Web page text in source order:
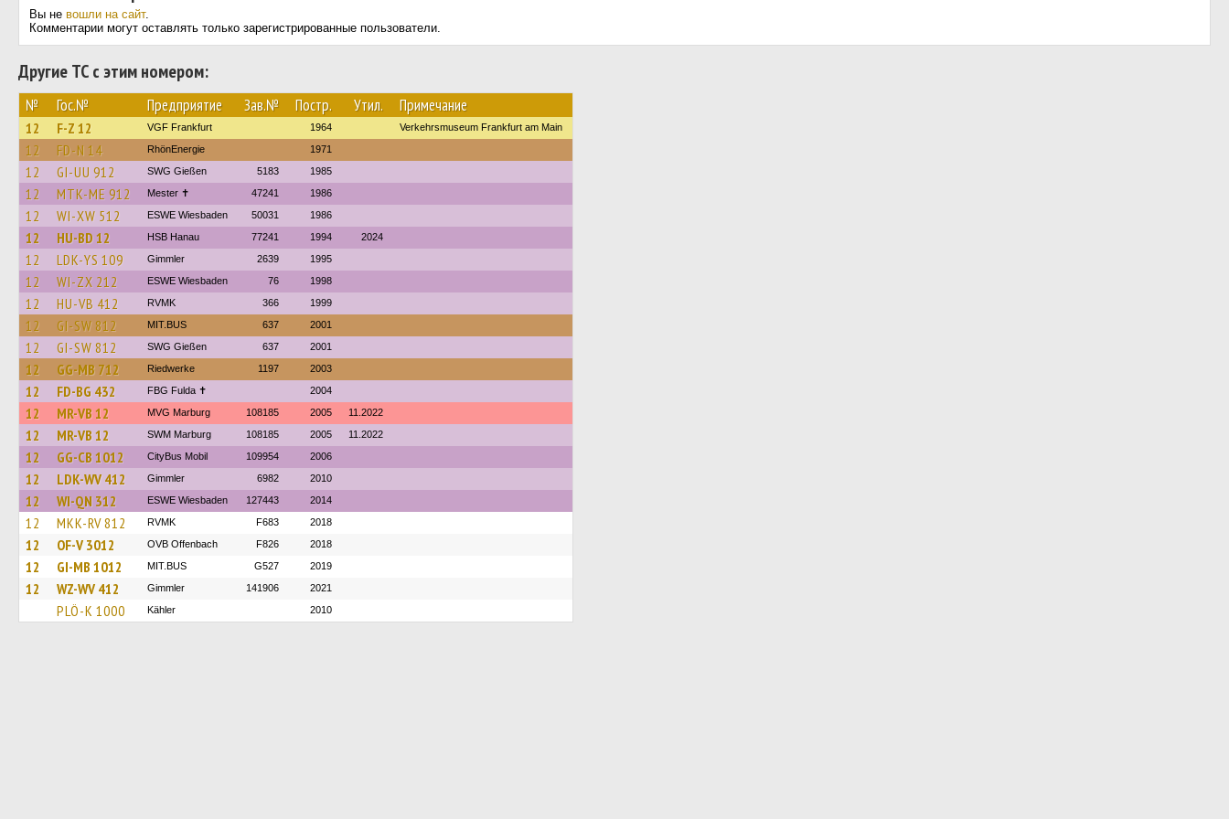
Вы не вошли на сайт.
Комментарии могут оставлять только зарегистрированные пользователи.
Другие ТС с этим номером:
№ Гос.№ Предприятие Зав.№ Постр. Утил. Примечание
12 F-Z 12 VGF Frankfurt 1964 Verkehrsmuseum Frankfurt am Main
12 FD-N 14 RhönEnergie 1971
12 GI-UU 912 SWG Gießen 5183 1985
12 MTK-ME 912 Mester ✝ 47241 1986
12 WI-XW 512 ESWE Wiesbaden 50031 1986
12 HU-BD 12 HSB Hanau 77241 1994 2024
12 LDK-YS 109 Gimmler 2639 1995
12 WI-ZX 212 ESWE Wiesbaden 76 1998
12 HU-VB 412 RVMK 366 1999
12 GI-SW 812 MIT.BUS 637 2001
12 GI-SW 812 SWG Gießen 637 2001
12 GG-MB 712 Riedwerke 1197 2003
12 FD-BG 432 FBG Fulda ✝ 2004
12 MR-VB 12 MVG Marburg 108185 2005 11.2022
12 MR-VB 12 SWM Marburg 108185 2005 11.2022
12 GG-CB 1012 CityBus Mobil 109954 2006
12 LDK-WV 412 Gimmler 6982 2010
12 WI-QN 312 ESWE Wiesbaden 127443 2014
12 MKK-RV 812 RVMK F683 2018
12 OF-V 3012 OVB Offenbach F826 2018
12 GI-MB 1012 MIT.BUS G527 2019
12 WZ-WV 412 Gimmler 141906 2021
PLÖ-K 1000 Kähler 2010